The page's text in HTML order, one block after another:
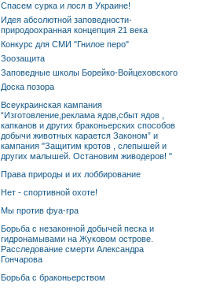
Спасем сурка и лося в Украине!
Идея абсолютной заповедности-
природоохранная концепция 21 века
Конкурс для СМИ "Гнилое перо"
Зоозащита
Заповедные школы Борейко-Войцеховского
Доска позора
Всеукраинская кампания
“Изготовление,реклама ядов,сбыт ядов ,
капканов и других браконьерских способов
добычи животных карается Законом” и
кампания "Защитим кротов , слепышей и
других малышей. Остановим живодеров! "
Права природы и их лоббирование
Нет - спортивной охоте!
Мы против фуа-гра
Борьба с незаконной добычей песка и
гидронамывами на Жуковом острове.
Расследование смерти Александра
Гончарова
Борьба с браконьерством